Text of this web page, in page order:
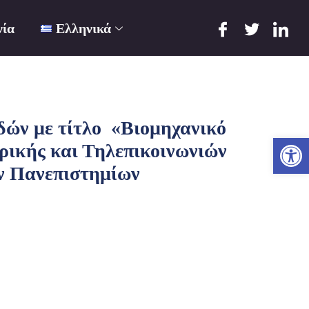
Ελληνικά
με τίτλο «Βιομηχανικό
και Τηλεπικοινωνιών
Πανεπιστημίων